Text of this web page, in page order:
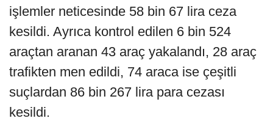
işlemler neticesinde 58 bin 67 lira ceza
kesildi. Ayrıca kontrol edilen 6 bin 524
araçtan aranan 43 araç yakalandı, 28 araç
trafikten men edildi, 74 araca ise çeşitli
suçlardan 86 bin 267 lira para cezası
kesildi.